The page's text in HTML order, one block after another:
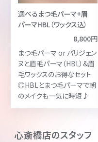
選べるまつ毛パーマ+眉
パーマHBL（ワックス込）
8,800円
まつ毛パーマ or パリジェン
ヌと眉毛パーマ（HBL）&眉
毛ワックスのお得なセット
◎HBLとまつ毛パーマで朝
のメイクも一気に時短♪
心斎橋店のスタッフ